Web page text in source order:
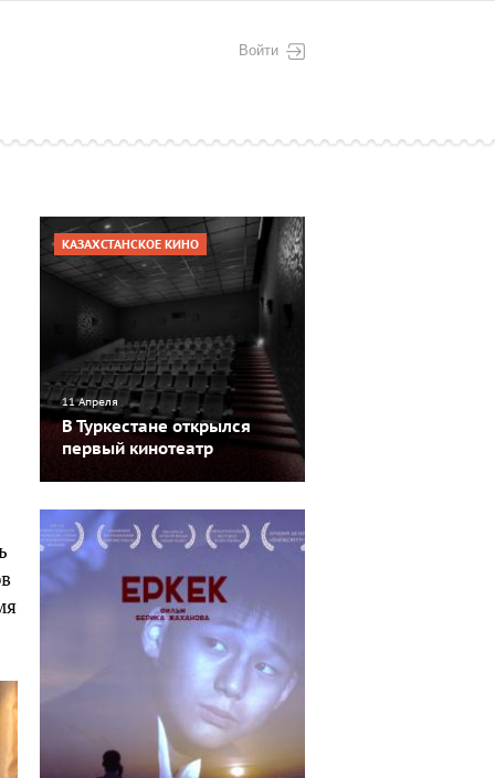
Войти
КАЗАХСТАНСКОЕ КИНО
11 Апреля
В Туркестане открылся
первый кинотеатр